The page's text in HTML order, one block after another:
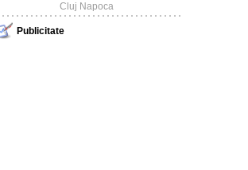
Cluj Napoca
Publicitate